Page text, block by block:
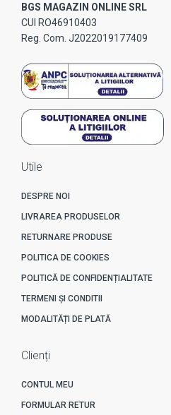
BGS MAGAZIN ONLINE SRL
CUI RO46910403
Reg. Com. J2022019177409
Utile
DESPRE NOI
LIVRAREA PRODUSELOR
RETURNARE PRODUSE
POLITICA DE COOKIES
POLITICĂ DE CONFIDENȚIALITATE
TERMENI ȘI CONDITII
MODALITĂȚI DE PLATĂ
Clienți
CONTUL MEU
FORMULAR RETUR